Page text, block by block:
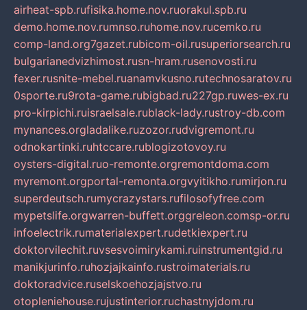
airheat-spb.rufisika.home.nov.ruorakul.spb.ru
demo.home.nov.rumnso.ruhome.nov.rucemko.ru
comp-land.org7gazet.rubicom-oil.rusuperiorsearch.ru
bulgarianedvizhimost.rusn-hram.rusenovosti.ru
fexer.rusnite-mebel.ruanamvkusno.rutechnosaratov.ru
0sporte.ru9rota-game.rubigbad.ru227gp.ruwes-ex.ru
pro-kirpichi.ruisraelsale.rublack-lady.rustroy-db.com
mynances.orgladalike.ruzozor.rudvigremont.ru
odnokartinki.ruhtccare.rublogizotovoy.ru
oysters-digital.ruo-remonte.orgremontdoma.com
myremont.orgportal-remonta.orgvyitikho.rumirjon.ru
superdeutsch.rumycrazystars.rufilosofyfree.com
mypetslife.orgwarren-buffett.orggreleon.comsp-or.ru
infoelectrik.rumaterialexpert.rudetkiexpert.ru
doktorvilechit.ruvsesvoimirykami.ruinstrumentgid.ru
manikjurinfo.ruhozjajkainfo.rustroimaterials.ru
doktoradvice.ruselskoehozjajstvo.ru
otopleniehouse.rujustinterior.ruchastnyjdom.ru